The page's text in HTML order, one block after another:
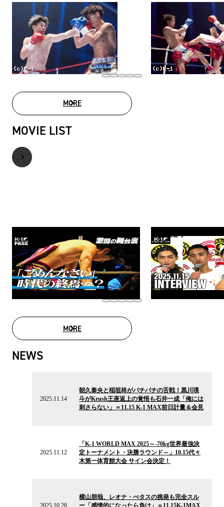
MOREPHOTO GALLERY
MOVIE LIST
MOREMOVIE LIST
NEWS
2025.11.14
朝久泰央と稲垣柊がバチバチの舌戦！黒川瑛
斗がKrush王座返上の覚悟も石井一成「俺には
刺さらない」＝11.15 K-1 MAX前日計量＆会見
2025.11.12
「K-1 WORLD MAX 2025～-70kg世界最強決
定トーナメント・決勝ラウンド～」10.15代々
木第一体育館大会 サイン会決定！
横山朋哉、レオナ・ぺタスの挑発も完全スル